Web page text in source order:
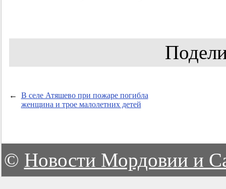
←
В селе Атяшево при пожаре погибла
женщина и трое малолетних детей
© Новости Мордовии и